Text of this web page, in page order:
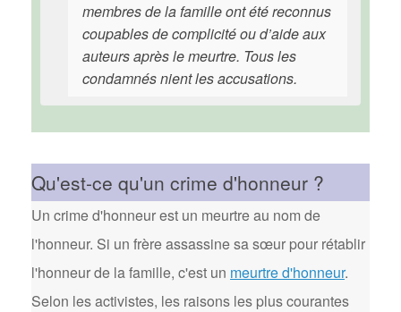
membres de la famille ont été reconnus
coupables de complicité ou d’aide aux
auteurs après le meurtre. Tous les
condamnés nient les accusations.
Qu'est-ce qu'un crime d'honneur ?
Un crime d'honneur est un meurtre au nom de
l'honneur. Si un frère assassine sa sœur pour rétablir
l'honneur de la famille, c'est un meurtre d'honneur.
Selon les activistes, les raisons les plus courantes